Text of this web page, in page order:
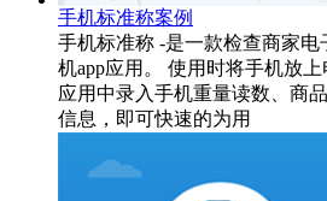
手机标准称案例
手机标准称 -是一款检查商家
机app应用。 使用时将手机放
应用中录入手机重量读数、商
信息，即可快速的为用